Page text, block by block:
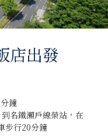
店出發
鐘
名鐵瀨戶線榮站，在
步行20分鐘